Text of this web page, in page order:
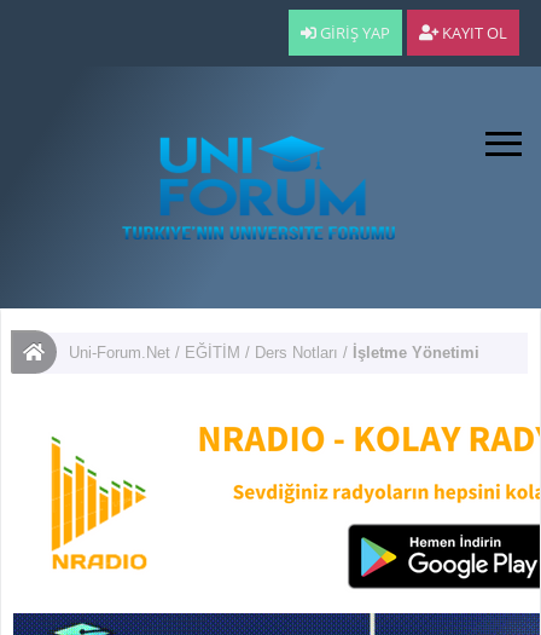
GIRIŞ YAP KAYIT OL
Uni-Forum.Net / EĞİTİM / Ders Notları / İşletme Yönetimi